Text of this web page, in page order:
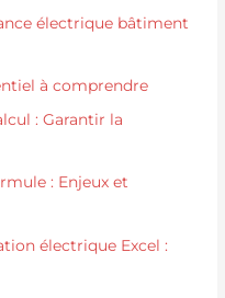
électrique bâtiment
à comprendre
: Garantir la
: Enjeux et
électrique Excel :